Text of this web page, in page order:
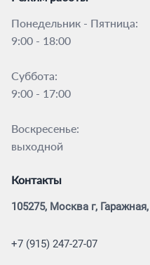
Понедельник - Пятница:
9:00 - 18:00
Суббота:
9:00 - 17:00
Воскресенье:
выходной
Контакты
105275, Москва г,
+7 (915) 247-27-07